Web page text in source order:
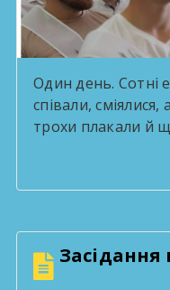
Один день. Сотні
співали,
трохи плакали й
навчання вони
проєктів,
просто людьми,
яскравішим.
знайомства, мрії
Засідання